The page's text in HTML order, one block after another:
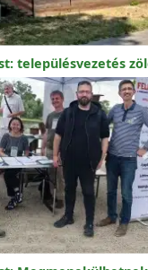
településvezetés